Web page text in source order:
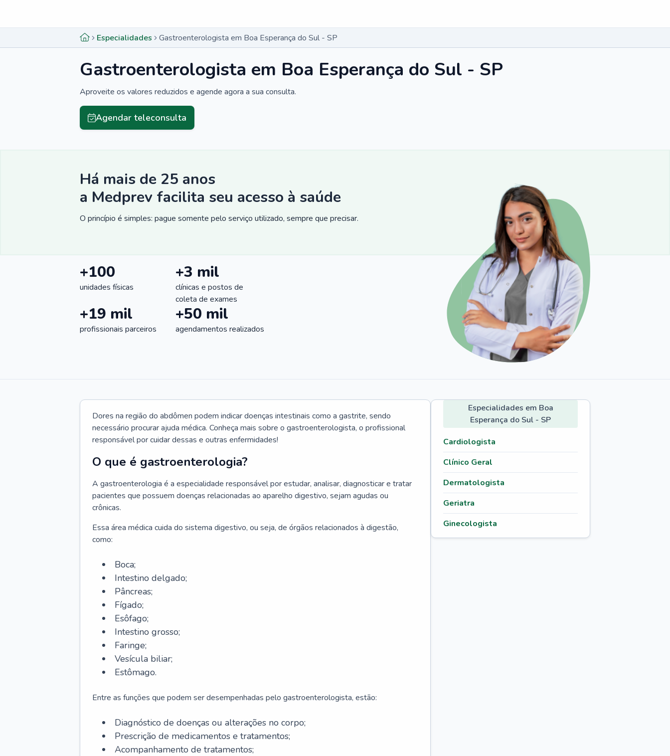
Especialidades Gastroenterologista em Boa Esperança do Sul - SP
Gastroenterologista em Boa Esperança do Sul - SP
Aproveite os valores reduzidos e agende agora a sua consulta.
Agendar teleconsulta
Há mais de 25 anos
a Medprev facilita seu acesso à saúde
O princípio é simples: pague somente pelo serviço utilizado, sempre que precisar.
+100
unidades físicas
+3 mil
clínicas e postos de
coleta de exames
+19 mil
profissionais parceiros
+50 mil
agendamentos realizados
Dores na região do abdômen podem indicar doenças intestinais como a gastrite, sendo
necessário procurar ajuda médica. Conheça mais sobre o gastroenterologista, o profissional
responsável por cuidar dessas e outras enfermidades!
O que é gastroenterologia?
A gastroenterologia é a especialidade responsável por estudar, analisar, diagnosticar e tratar
pacientes que possuem doenças relacionadas ao aparelho digestivo, sejam agudas ou
crônicas.
Essa área médica cuida do sistema digestivo, ou seja, de órgãos relacionados à digestão,
como:
Boca;
Intestino delgado;
Pâncreas;
Fígado;
Esôfago;
Intestino grosso;
Faringe;
Vesícula biliar;
Estômago.
Entre as funções que podem ser desempenhadas pelo gastroenterologista, estão:
Diagnóstico de doenças ou alterações no corpo;
Prescrição de medicamentos e tratamentos;
Acompanhamento de tratamentos;
Especialidades em Boa
Esperança do Sul - SP
Cardiologista
Clínico Geral
Dermatologista
Geriatra
Ginecologista